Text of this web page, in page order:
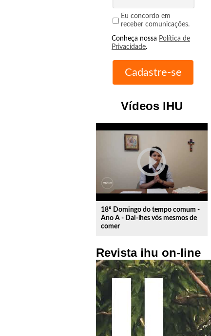
Eu concordo em
receber comunicações.
Conheça nossa Política de
Privacidade.
Vídeos IHU
play_circle_outline
18º Domingo do tempo comum -
Ano A - Dai-lhes vós mesmos de
comer
Revista ihu on-line